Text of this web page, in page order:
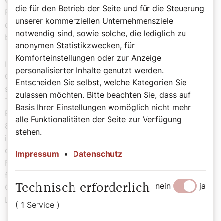
Partikularinteressen, sondern sich einzig der Autorität
der Leidenden verpflichtet weiß – und die gibt es auf
beiden Seiten.
In Österreich liegt die Geburtenrate übrigens bei 1,44
Geburten pro Frau. Deutlich steigern ließe sich dies rein
statistisch, wenn mehr Menschen dem italienischen
Trend folgten und die 630.000 Hunde im Land wie
Ersatzkinder hielten. Dann hätten wir nicht nur rund
83.000 Geburten/Kinder pro Jahr, sondern wir kämen
insgesamt auf einen Kinderhunde-Index von 713.000
oder eine Geburtenrate von 79,2 Kindern/Hunden pro
Frau (zugegeben, nicht ganz bundrein gerechnet). Das
führt uns dann wieder zurück zu Franziskusʼ „Karnickel-
Gate“. Wäre eine klare Ansage. Aber wohl auch keine
Lösung.
die für den Betrieb der Seite und für die Steuerung
unserer kommerziellen Unternehmensziele
notwendig sind, sowie solche, die lediglich zu
anonymen Statistikzwecken, für
Komforteinstellungen oder zur Anzeige
personalisierter Inhalte genutzt werden.
Entscheiden Sie selbst, welche Kategorien Sie
zulassen möchten. Bitte beachten Sie, dass auf
Basis Ihrer Einstellungen womöglich nicht mehr
alle Funktionalitäten der Seite zur Verfügung
stehen.
Impressum • Datenschutz
Technisch erforderlich
( 1 Service )
nein ja